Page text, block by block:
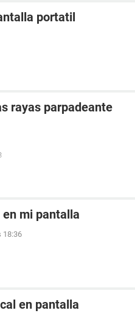
portatil
rayas parpadeante
mi pantalla
18:36
en pantalla